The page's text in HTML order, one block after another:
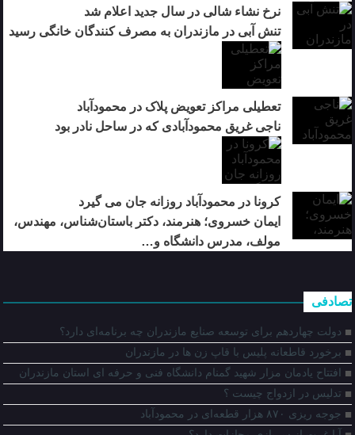
نرخ نشاء شالی در سال جدید اعلام شد
تنش آبی در مازندران به مصرف كنندگان خانگی رسيد
تعطیلی مراکز تعویض پلاک در محمودآباد
ناجی غریق محمودآبادی که در ساحل نادر بود
کرونا در محمودآباد روزانه جان می گیرد
ایمان خسروی؛ هنرمند، دکتر باستان‌شناس، مهندس،
مولف، مدرس دانشگاه و…
تصادفی
دولت چهاردهم برای توسعه صنایع مازندران چه برنامه‌ای دارد؟
برخورد قاطعانه پليس با قاپ زن ها در مازندران
افتتاح یادمان مزار شهید گمنام دانشگاه فنی و حرفه ای استان مازندران
تدلیس در ازدواج چیست ؟
جوجه ریزی ۸۷۰ هزار قطعه‌ای در محمودآباد